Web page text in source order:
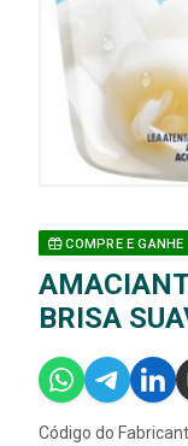
COMPRE E GANHE
BRISA
Código do